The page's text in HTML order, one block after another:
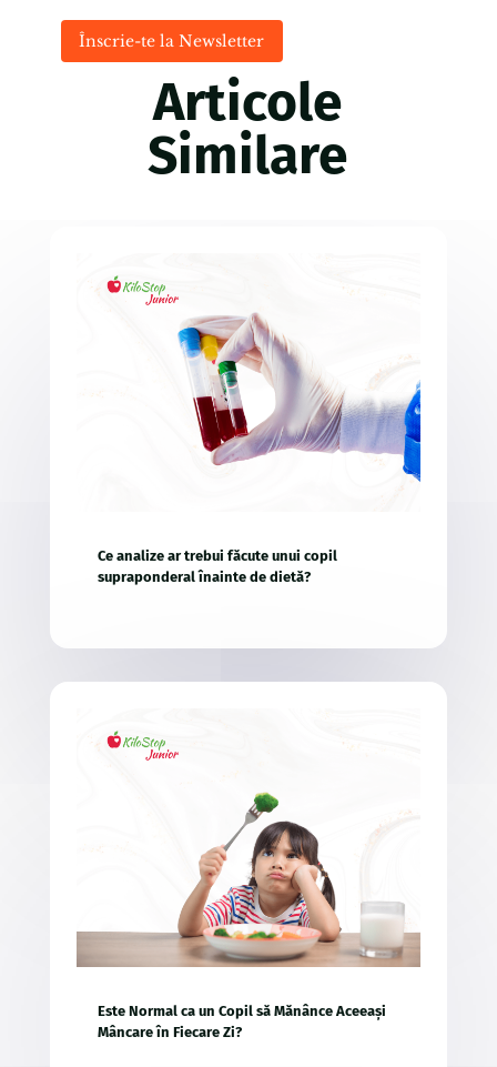
Înscrie-te la Newsletter
Articole
Similare
Ce analize ar trebui făcute unui copil
supraponderal înainte de dietă?
Este Normal ca un Copil să Mănânce Aceeași
Mâncare în Fiecare Zi?